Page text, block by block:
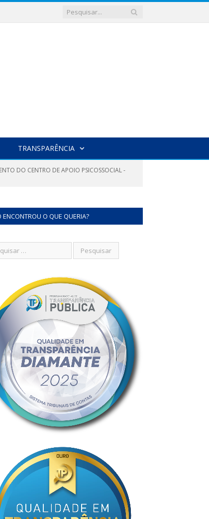
TRANSPARÊNCIA
DO CENTRO DE APOIO PSICOSSOCIAL -
ENCONTROU O QUE QUERIA?